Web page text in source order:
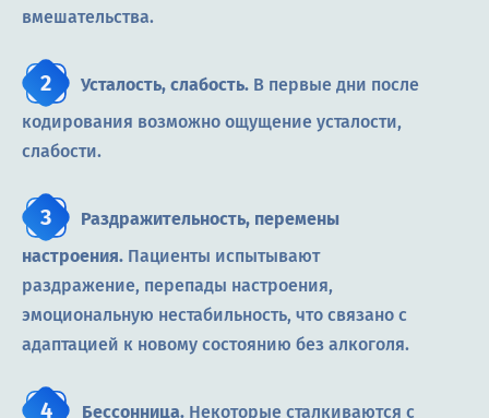
вмешательства.
Усталость, слабость. В первые дни после
кодирования возможно ощущение усталости,
слабости.
Раздражительность, перемены
настроения. Пациенты испытывают
раздражение, перепады настроения,
эмоциональную нестабильность, что связано с
адаптацией к новому состоянию без алкоголя.
Бессонница. Некоторые сталкиваются с